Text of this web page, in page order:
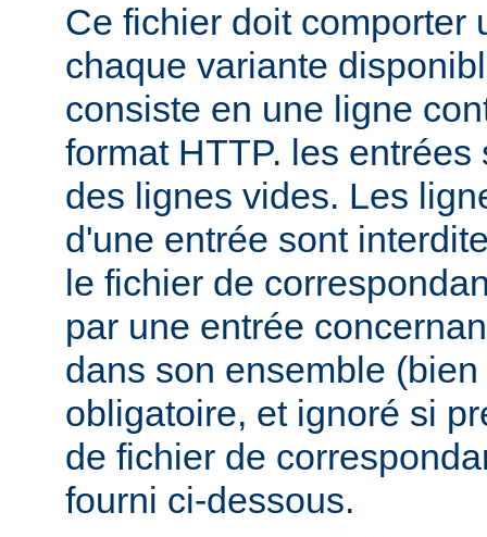
Ce fichier doit comporter
chaque variante
consiste en une ligne
format HTTP. les
des lignes vides. Les
d'une entrée sont
le fichier de
par une entrée
dans son ensemble
obligatoire, et ignoré si
de fichier de
fourni ci-dessous.